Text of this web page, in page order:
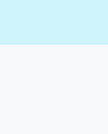
style d'écriture